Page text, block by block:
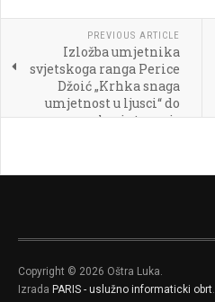
PREVIOUS ARTICLE
Izložba umjetnika
svjetskoga ranga Perice
Džoić „Krhka snaga
umjetnost u ljusci“ do
kraja travnja
Copyright © 2026 Oštra Luka.
Izrada PARIS - uslužno informaticki obrt.